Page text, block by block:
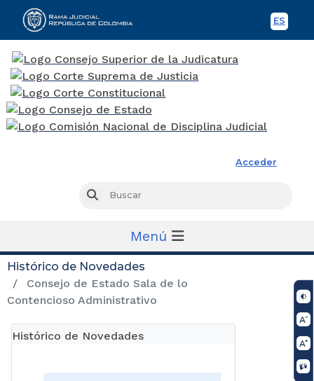
ES
Acceder
Buscar
Menú
Histórico de Novedades
Consejo de Estado Sala de lo
Contencioso Administrativo
Histórico de Novedades